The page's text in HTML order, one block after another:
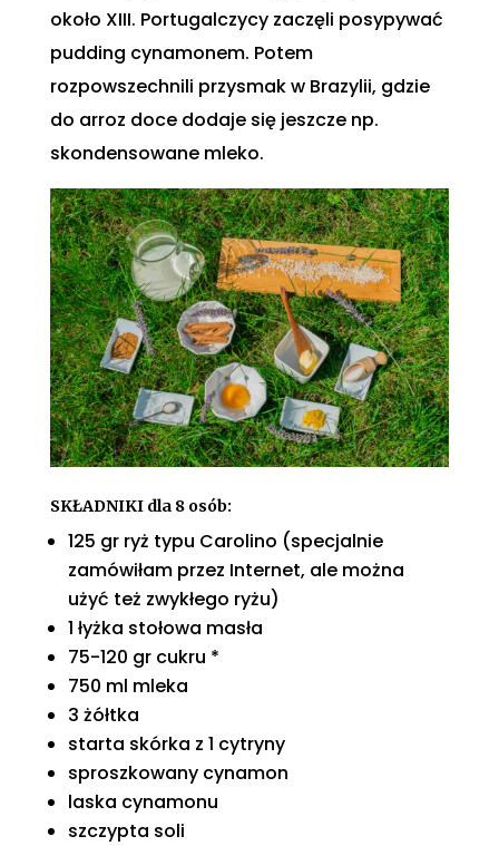
około XIII. Portugalczycy zaczęli posypywać
pudding cynamonem. Potem
rozpowszechnili przysmak w Brazylii, gdzie
do arroz doce dodaje się jeszcze np.
skondensowane mleko.
SKŁADNIKI dla 8 osób:
125 gr ryż typu Carolino (specjalnie
zamówiłam przez Internet, ale można
użyć też zwykłego ryżu)
1 łyżka stołowa masła
75-120 gr cukru *
750 ml mleka
3 żółtka
starta skórka z 1 cytryny
sproszkowany cynamon
laska cynamonu
szczypta soli